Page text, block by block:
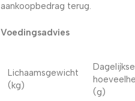
aankoopbedrag terug.
Voedingsadvies
Lichaamsgewicht
(kg)
Dagelijkse
(g)